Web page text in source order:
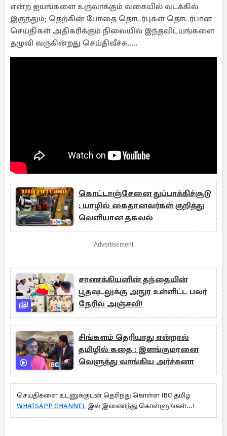
என்ற ஐயங்களை உருவாக்கும் வகையில் வடக்கில்
இருந்தும்; தெற்கின் போதை தொடர்புகள் தொடர்பான
செய்திகள் அதிகரிக்கும் நிலையில் இந்தவிடயங்களை
தழுவி வருகின்றது செய்திவீச்சு.....
கொட்டாஞ்சேனை துப்பாக்கிச்சூடு
: யாழில் கைதானவர்கள் குறித்து
வெளியான தகவல்
Advertisement
சாணக்கியனின் தந்தையின்
பூதவுடலுக்கு அநுர உள்ளிட்ட பலர்
நேரில் அஞ்சலி!
சிங்களம் தெரியாது என்றால்
தமிழில் கதை : இளங்குமரனை
வெளுத்து வாங்கிய அர்ச்சுனா
செய்திகளை உடனுக்குடன் தெரிந்து கொள்ள IBC தமிழ்
WHATSAPP CHANNEL இல் இணைந்து கொள்ளுங்கள்...!